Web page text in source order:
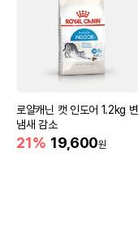
로얄캐닌 캣 인도어 1.2kg 변
냄새 감소
21% 19,600원